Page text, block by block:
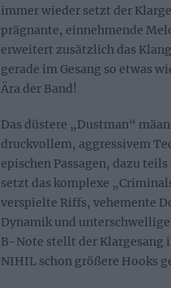
immer wieder setzt der
prägnante, einnehmende
erweitert zusätzlich das
gerade im Gesang so etwas
Ära der Band!
Das düstere „Dustman“
druckvollem, aggressivem
epischen Passagen, dazu
setzt das komplexe
verspielte Riffs, vehemente
Dynamik und
B-Note stellt der Klargesang
NIHIL schon größere Hooks